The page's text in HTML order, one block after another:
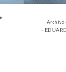
Archivo
-